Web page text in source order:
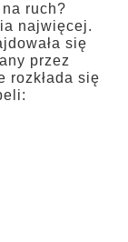
ruch?
najwięcej.
się
przez
rozkłada się